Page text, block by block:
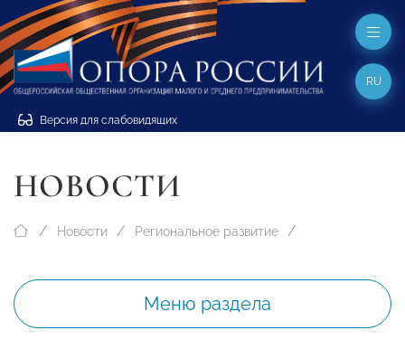
Версия для слабовидящих
RU
НОВОСТИ
Новости Региональное развитие
Меню раздела